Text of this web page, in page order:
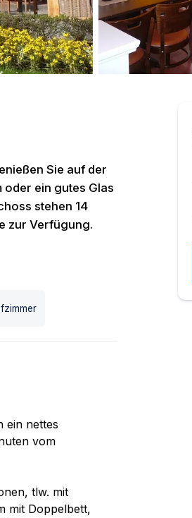
Sie auf der
oder ein gutes Glas
stehen 14
zur Verfügung.
ein nettes
vom
tlw. mit
mit Doppelbett,